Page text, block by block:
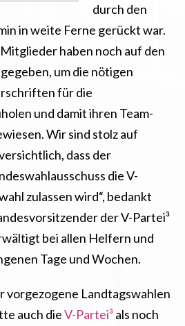
durch den
in weite Ferne gerückt war.
haben noch auf den
um die nötigen
für die
und damit ihren Team-
Wir sind stolz auf
dass der
die V-
zulassen wird“, bedankt
der V-Partei³
bei allen Helfern und
Tage und Wochen.
vorgezogene Landtagswahlen
auch dieV-Partei³als noch